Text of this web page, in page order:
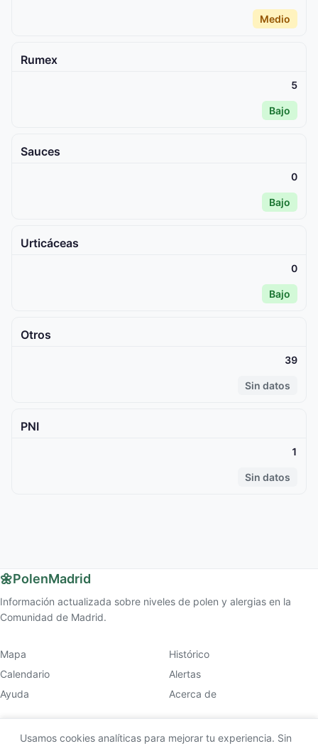
Medio
Rumex
5
Bajo
Sauces
0
Bajo
Urticáceas
0
Bajo
Otros
39
Sin datos
PNI
1
Sin datos
🌼PolenMadrid
Información actualizada sobre niveles de polen y alergias en la
Comunidad de Madrid.
Mapa
Histórico
Calendario
Alertas
Ayuda
Acerca de
© 2026 PolenMadrid (v2.9.1).Aviso legal y privacidad . Esta web es meramente
Usamos cookies analíticas para mejorar tu experiencia. Sin